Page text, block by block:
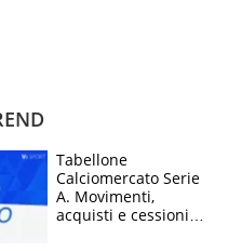
Tabellone
Calciomercato Serie
A. Movimenti,
acquisti e cessioni: